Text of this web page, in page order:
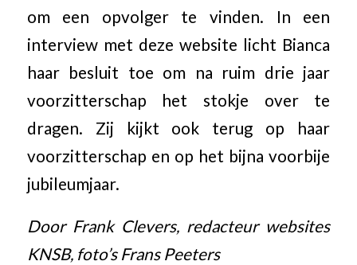
om een opvolger te vinden. In een
interview met deze website licht Bianca
haar besluit toe om na ruim drie jaar
voorzitterschap het stokje over te
dragen. Zij kijkt ook terug op haar
voorzitterschap en op het bijna voorbije
jubileumjaar.
Door Frank Clevers, redacteur websites
KNSB, foto’s Frans Peeters